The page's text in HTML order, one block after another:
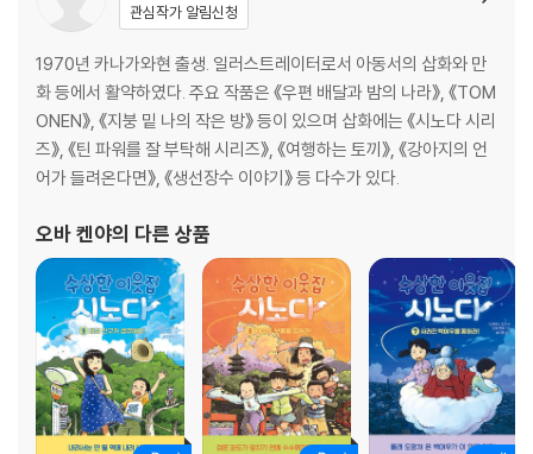
관심작가 알림신청
1970년 카나가와현 출생. 일러스트레이터로서 아동서의 삽화와 만
화 등에서 활약하였다. 주요 작품은 《우편 배달과 밤의 나라》, 《TOM
ONEN》, 《지붕 밑 나의 작은 방》 등이 있으며 삽화에는 《시노다 시리
즈》, 《틴 파워를 잘 부탁해 시리즈》, 《여행하는 토끼》, 《강아지의 언
어가 들려온다면》, 《생선장수 이야기》 등 다수가 있다.
오바 켄야의 다른 상품